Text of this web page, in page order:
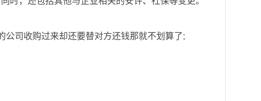
司收购过来却还要替对方还钱那就不划算了;